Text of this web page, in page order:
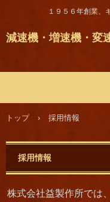
減速機・増速機・変
１９５６年創業、
トップ › 採用情報
採用情報
株式会社益製作所では